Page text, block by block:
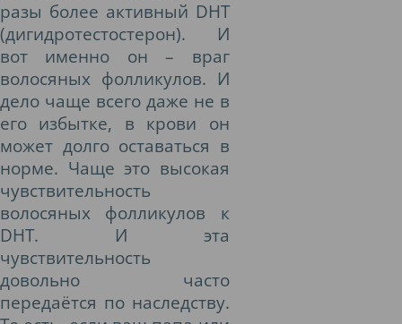
разы более активный DHT
(дигидротестостерон). И
вот именно он – враг
волосяных фолликулов. И
дело чаще всего даже не в
его избытке, в крови он
может долго оставаться в
норме. Чаще это высокая
чувствительность
волосяных фолликулов к
DHT. И эта
чувствительность
довольно часто
передаётся по наследству.